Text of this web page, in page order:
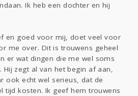
Viva zoekt
Aangeboden
Ik heb een dochter en hij
en goed voor mij, doet veel voor
me over. Dit is trouwens geheel
er wat dingen die me wel soms
Hij zegt al van het begin af aan,
ook echt wel serieus, dat de
tijd kosten. Ik geef hem trouwens